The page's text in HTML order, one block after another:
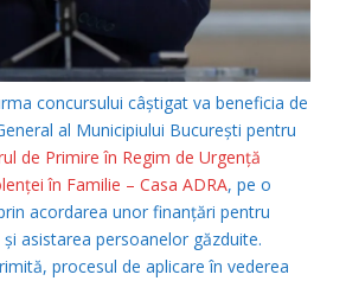
concursului câștigat va beneficia de
al Municipiului București pentru
de Primire în Regim de Urgență
în Familie – Casa ADRA, pe o
acordarea unor finanțări pentru
asistarea persoanelor găzduite.
procesul de aplicare în vederea